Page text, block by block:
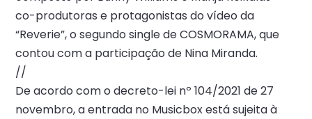
co-produtoras e protagonistas do vídeo da
“Reverie”, o segundo single de COSMORAMA, que
contou com a participação de Nina Miranda.
//
De acordo com o decreto-lei nº 104/2021 de 27
novembro, a entrada no Musicbox está sujeita à